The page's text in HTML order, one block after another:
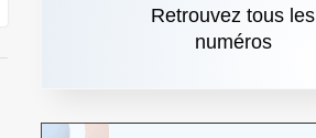
Retrouvez tous les
numéros